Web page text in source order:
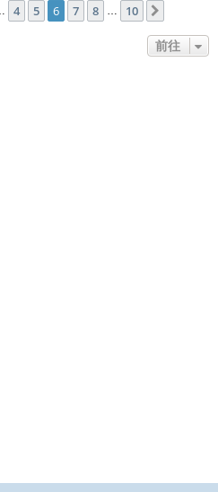
10 頁)
4 5 6 7 8 10
前往